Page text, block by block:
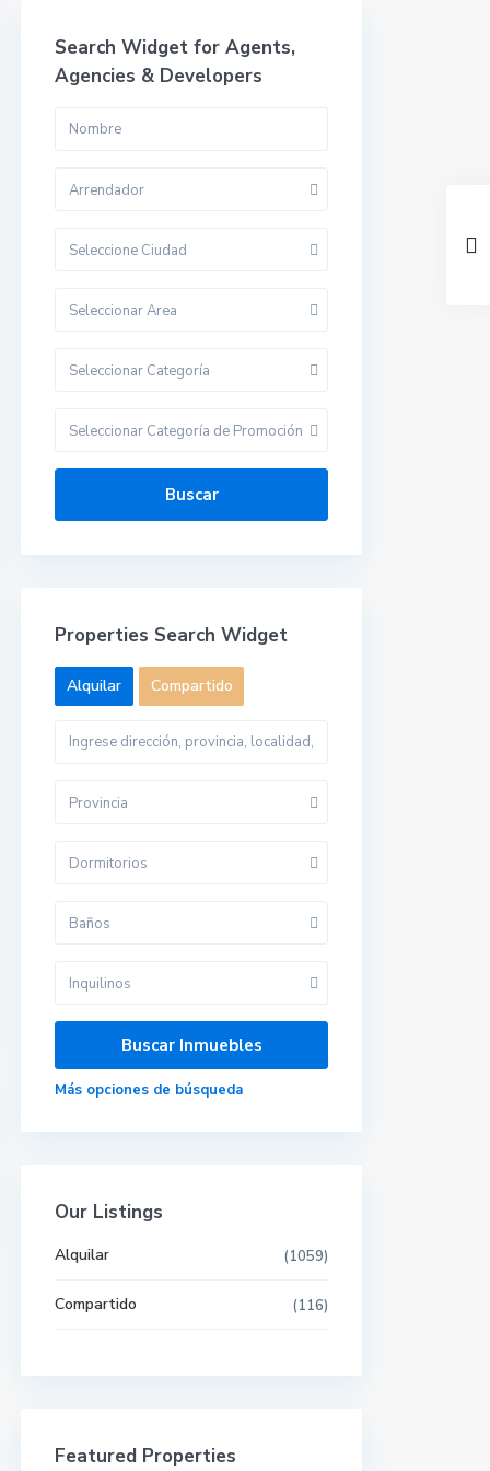
Search Widget for Agents,
Agencies & Developers
Arrendador
Seleccione Ciudad
Seleccionar Area
Seleccionar Categoría
Seleccionar Categoría de Promoción
Buscar
Properties Search Widget
Alquilar Compartido
Provincia
Dormitorios
Baños
Inquilinos
Más opciones de búsqueda
Our Listings
Alquilar (1059)
Compartido (116)
Featured Properties